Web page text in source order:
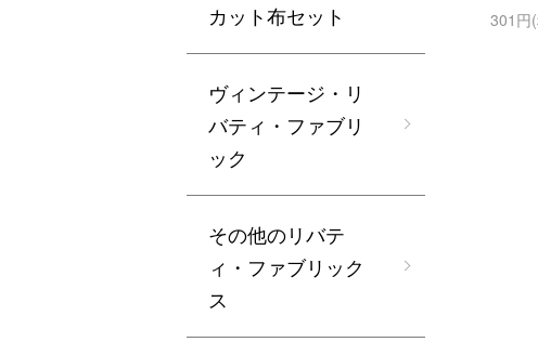
301円
カット布セット
ヴィンテージ・リ
バティ・ファブリ
ック
その他のリバテ
ィ・ファブリック
ス